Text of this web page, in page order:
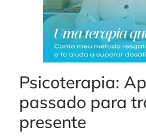
Psicoterapia:
passado para
presente